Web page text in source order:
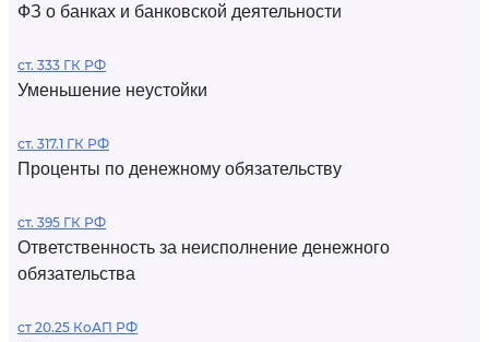
ФЗ о банках и банковской деятельности
ст. 333 ГК РФ
Уменьшение неустойки
ст. 317.1 ГК РФ
Проценты по денежному обязательству
ст. 395 ГК РФ
Ответственность за неисполнение денежного
обязательства
ст 20.25 КоАП РФ